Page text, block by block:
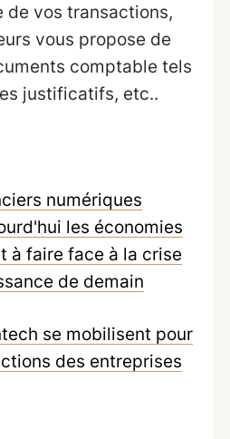
de vos transactions,
vous propose de
comptable tels
justificatifs, etc..
numériques
les économies
à faire face à la crise
de demain
se mobilisent pour
des entreprises